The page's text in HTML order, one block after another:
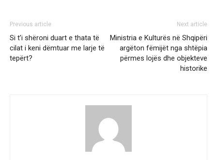
Previous article
Si t’i shëroni duart e thata të
cilat i keni dëmtuar me larje të
tepërt?
Next article
Ministria e Kulturës në Shqipëri
argëton fëmijët nga shtëpia
përmes lojës dhe objekteve
historike